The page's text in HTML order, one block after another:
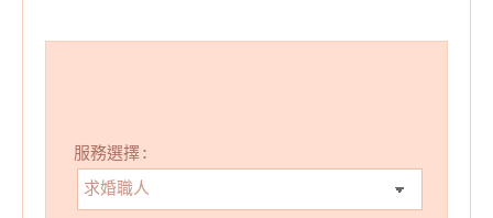
服務選擇: